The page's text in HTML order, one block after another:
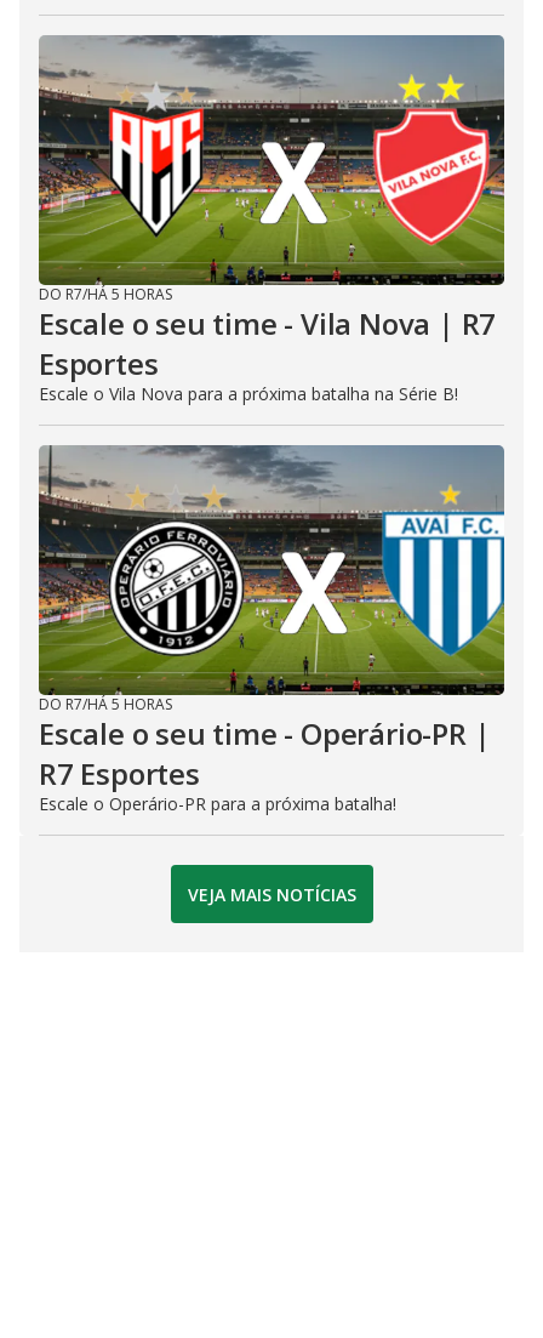
DO R7/HÁ 5 HORAS
Escale o seu time - Vila Nova | R7
Esportes
Escale o Vila Nova para a próxima batalha na Série B!
DO R7/HÁ 5 HORAS
Escale o seu time - Operário-PR |
R7 Esportes
Escale o Operário-PR para a próxima batalha!
VEJA MAIS NOTÍCIAS